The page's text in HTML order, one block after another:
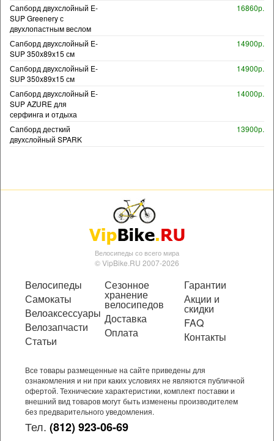
Сапборд двухслойный E-
SUP Greenery с
двухлопастным веслом
16860р.
Сапборд двухслойный E-
SUP 350x89x15 см
14900р.
Сапборд двухслойный E-
SUP 350x89x15 см
14900р.
Сапборд двухслойный E-
SUP AZURE для
серфинга и отдыха
14000р.
Сапборд десткий
двухслойный SPARK
13900р.
Велосипеды со всего мира
© VipBike.RU 2007-2026
Велосипеды
Самокаты
Велоаксессуары
Велозапчасти
Статьи
Сезонное
хранение
велосипедов
Доставка
Оплата
Гарантии
Акции и
скидки
FAQ
Контакты
Все товары размещенные на сайте приведены для
ознакомления и ни при каких условиях не являются публичной
офертой. Технические характеристики, комплект поставки и
внешний вид товаров могут быть изменены производителем
без предварительного уведомления.
Тел. (812) 923-06-69